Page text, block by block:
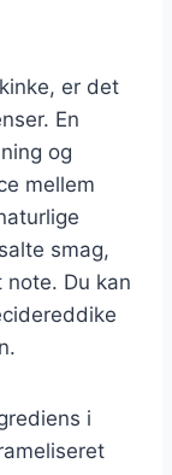
er det
En
og
mellem
smag,
Du kan
i